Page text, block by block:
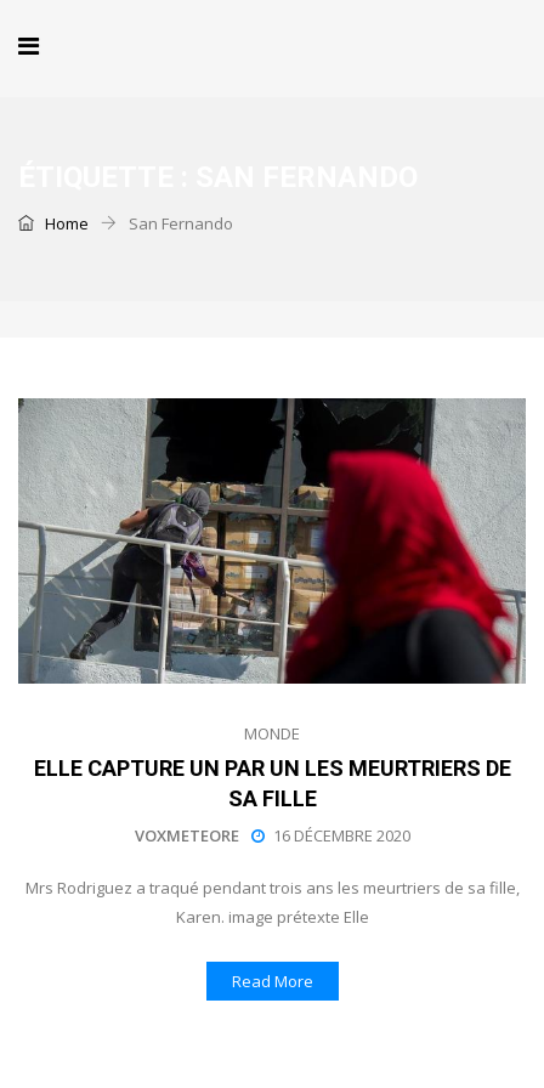
Home San Fernando
MONDE
ELLE CAPTURE UN PAR UN LES MEURTRIERS DE
SA FILLE
VOXMETEORE 16 DÉCEMBRE 2020
Mrs Rodriguez a traqué pendant trois ans les meurtriers de sa fille,
Karen. image prétexte Elle
Read More